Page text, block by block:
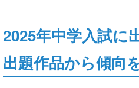
2025年中学入試に
出題作品から傾向